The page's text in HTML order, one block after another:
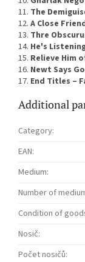
11. The
12. A Close
13. Thre
14. He's
15. Relieve Him
16. Newt Says
17. End Titles –
Additional
Category:
EAN:
Medium:
Number of
Condition of
Nosič:
Počet nosičů: